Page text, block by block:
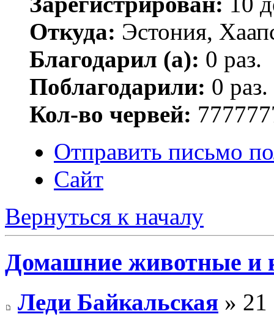
Откуда: Эстония,
Благодарил (а): 0 раз.
Поблагодарили: 0 раз.
Кол-во червей:
Отправить письмо
Сайт
Вернуться к началу
Домашние животные и
Леди Байкальская » 21